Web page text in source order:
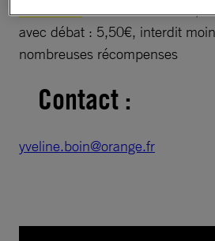
Le 29 mars
avec débat : 5,50€, interdit
nombreuses récompenses
Contact :
yveline.boin@orange.fr